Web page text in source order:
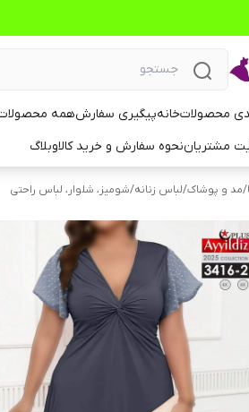
محصولاتخانهپیگیری سفارشهمه
مشتریاننحوه سفارش و خرید کالاوبلاگ
/مد و پوشاک/لباس زنانه/شومیز، شلوار، لباس راحتی